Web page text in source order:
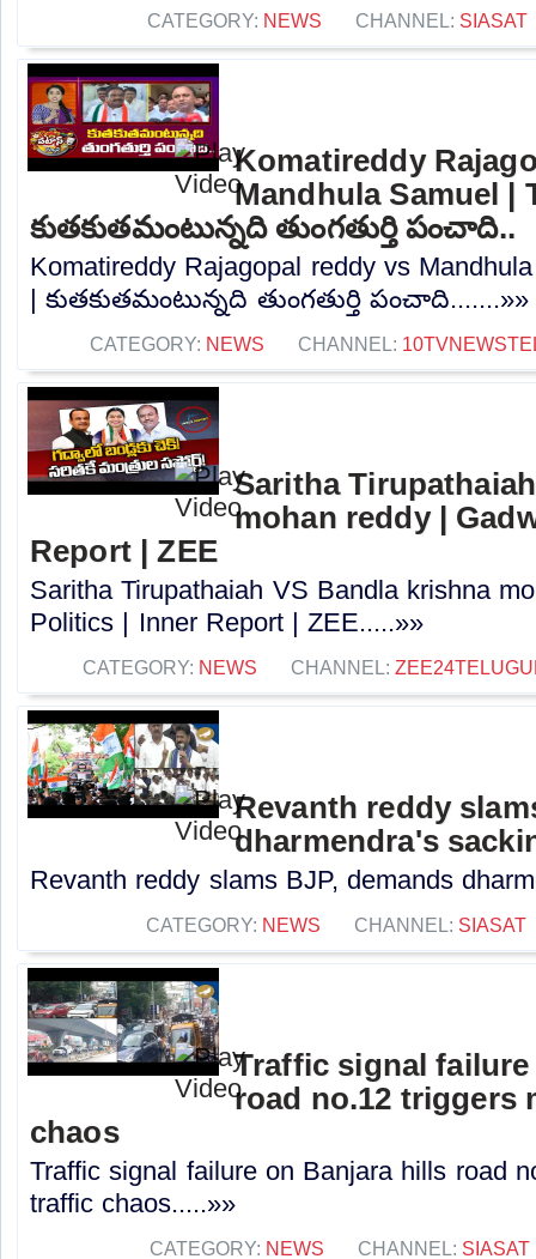
CATEGORY: NEWS CHANNEL: SIASAT
Komatireddy
Mandhula Samuel |
కుతకుతమంటున్నది తుంగతుర్తి పంచాది..
Komatireddy Rajagopal reddy vs
| కుతకుతమంటున్నది తుంగతుర్తి పంచాది.......»»
CATEGORY: NEWS CHANNEL:
Saritha
mohan reddy |
Report | ZEE
Saritha Tirupathaiah VS Bandla krishna
Politics | Inner Report | ZEE.....»»
CATEGORY: NEWS CHANNEL:
Revanth reddy
dharmendra's
Revanth reddy slams BJP, demands
CATEGORY: NEWS CHANNEL: SIASAT
Traffic signal
road no.12 triggers
chaos
Traffic signal failure on Banjara hills road
traffic chaos.....»»
CATEGORY: NEWS CHANNEL: SIASAT